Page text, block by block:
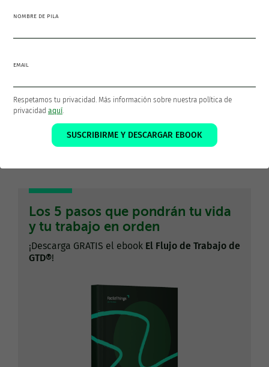
Francisco es el fundador y CEO de
un Ingeniero en Informática al que le apasiona la
productividad personal y la filosofía GTD como medios para
lograr una vida mejor.
Los 5 pasos que pondrán tu vida
y tu trabajo en orden
¡Descarga GRATIS el ebook El Flujo de Trabajo de
GTD®!
NOMBRE DE PILA
EMAIL
Respetamos tu privacidad. Más información sobre nuestra política de
privacidad aquí
SUSCRIBIRME Y DESCARGAR EBOOK